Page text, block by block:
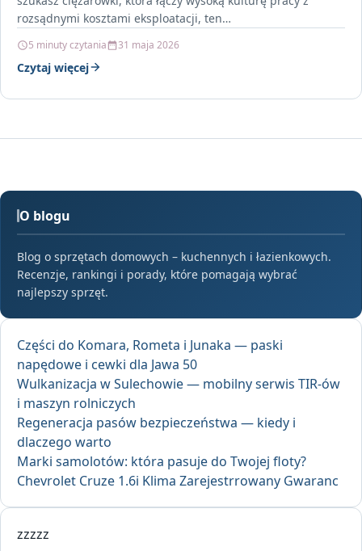
rozsądnymi kosztami eksploatacji, ten…
5 minuty czytania 31 maja 2026
Czytaj więcej
O blogu
Blog o sprzętach domowych – kuchennych i łazienkowych.
Recenzje, rankingi i porady, które pomagają wybrać
najlepszy sprzęt.
Części do Komara, Rometa i Junaka — paski
napędowe i cewki dla Jawa 50
Wulkanizacja w Sulechowie — mobilny serwis TIR-ów
i maszyn rolniczych
Regeneracja pasów bezpieczeństwa — kiedy i
dlaczego warto
Marki samolotów: która pasuje do Twojej floty?
Chevrolet Cruze 1.6i Klima Zarejestrrowany Gwaranc
zzzzz